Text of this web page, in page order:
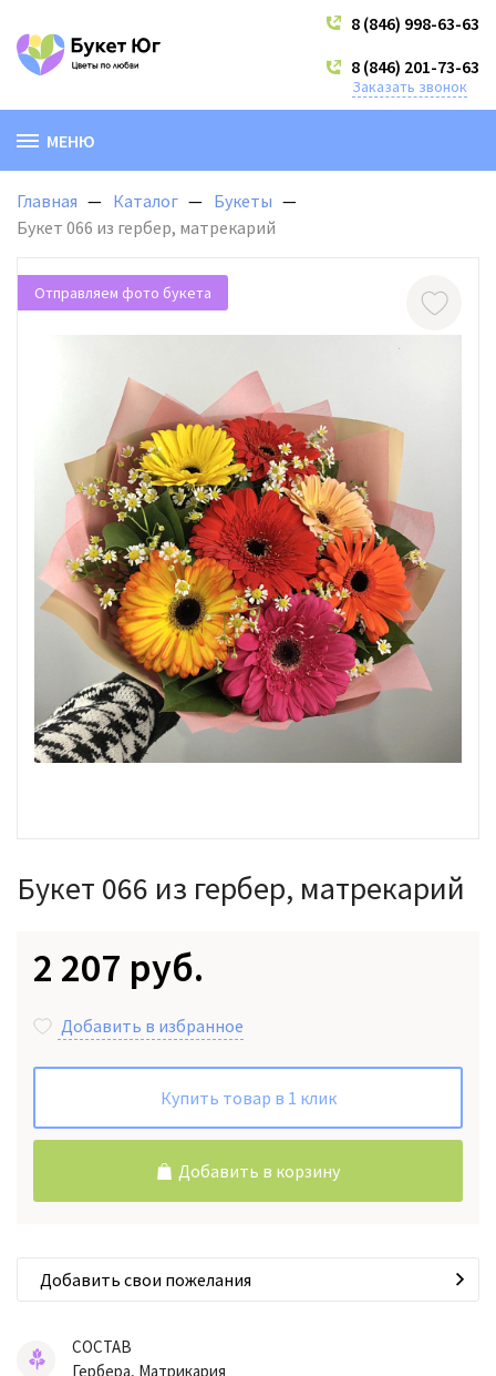
8 (846) 998-63-63
8 (846) 201-73-63
Заказать звонок
МЕНЮ
Главная Каталог
Букеты
Букет 066 из гербер, матрекарий
Отправляем фото букета
Букет 066 из гербер, матрекарий
2 207 руб.
Добавить в избранное
Купить товар в 1 клик
Добавить в корзину
Добавить свои пожелания
СОСТАВ
Гербера, Матрикария